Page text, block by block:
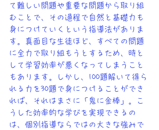
て難しい問題や重要な問題から取り組
むことで、その過程で自然と基礎力も
身につけていくという指導法がありま
す。真面目な生徒ほど、すべての問題
に全力で取り組もうとするため、時と
して学習効率が悪くなってしまうこと
もあります。しかし、100題解いて得ら
れる力を30題で身につけることができ
れば、それはまさに「鬼に金棒」。こ
うした効率的な学びを実現できるの
は、個別指導ならではの大きな強みで